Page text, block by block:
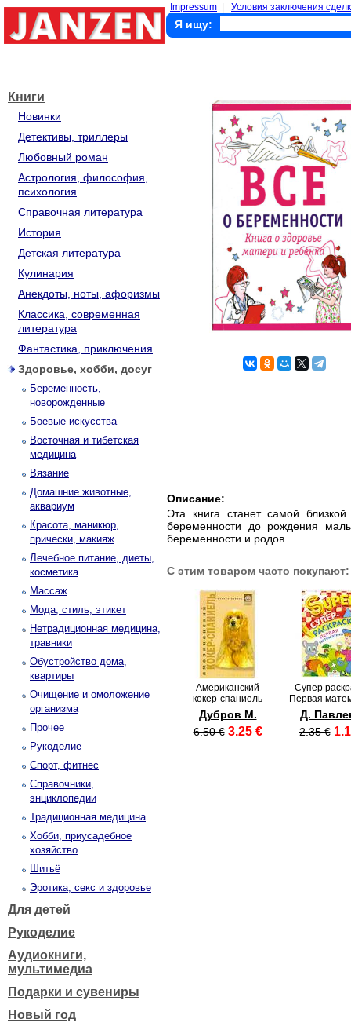
Impressum Условия заключения
Я ищу:
Книги
Новинки
Детективы, триллеры
Любовный роман
Астрология, философия,
психология
Справочная литература
История
Детская литература
Кулинария
Анекдоты, ноты, афоризмы
Классика, современная
литература
Фантастика, приключения
Здоровье, хобби, досуг
Беременность,
новорожденные
Боевые искусства
Восточная и тибетская
медицина
Вязание
Домашние животные,
аквариум
Красота, маникюр,
прически, макияж
Лечебное питание, диеты,
косметика
Массаж
Мода, стиль, этикет
Нетрадиционная медицина,
травники
Обустройство дома,
квартиры
Очищение и омоложение
организма
Прочее
Рукоделие
Спорт, фитнес
Справочники,
энциклопедии
Традиционная медицина
Хобби, приусадебное
хозяйство
Шитьё
Эротика, секс и здоровье
Для детей
Рукоделие
Аудиокниги,
мультимедиа
Подарки и сувениры
Новый год
Описание:
Эта книга станет самой
беременности до рождения
беременности и родов.
С этим товаром часто покупают:
Американский
кокер-спаниель
Дубров М.
6.50 € 3.25 €
Супер
Первая
Д.
2.35 €